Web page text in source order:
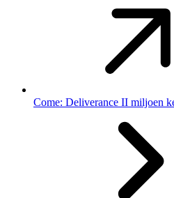
Come: Deliverance II miljoen